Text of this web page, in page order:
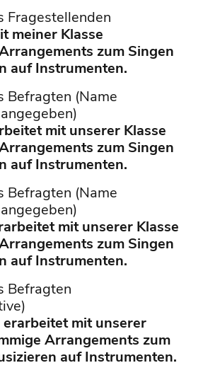
Fragestellenden
meiner Klasse
zum Singen
auf Instrumenten.
Befragten (Name
mit unserer Klasse
zum Singen
auf Instrumenten.
Befragten (Name
mit unserer Klasse
zum Singen
auf Instrumenten.
Befragten
mit unserer
Arrangements zum
auf Instrumenten.